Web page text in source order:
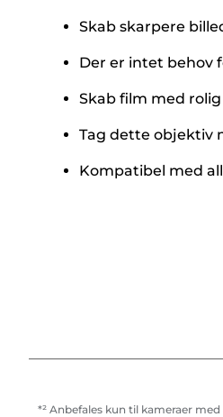
Skab skarpere
Der er intet behov
Skab film med
Tag dette objektiv
Kompatibel med
*² Anbefales kun til kameraer